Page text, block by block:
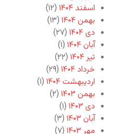
اسفند ۱۴۰۴
(۱۲)
بهمن ۱۴۰۴
(۱۳)
دی ۱۴۰۴
(۲۷)
آبان ۱۴۰۴
(۱)
تیر ۱۴۰۴
(۲۲)
خرداد ۱۴۰۴
(۲۹)
اردیبهشت ۱۴۰۴
(۱)
بهمن ۱۴۰۳
(۲)
دی ۱۴۰۳
(۱)
آبان ۱۴۰۳
(۳)
مهر ۱۴۰۳
(۷)